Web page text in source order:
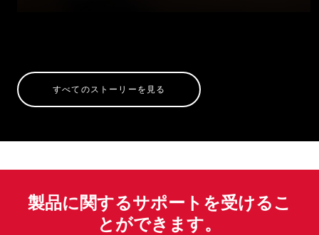
すべてのストーリーを見る
製品に関するサポートを受けるこ
とができます。